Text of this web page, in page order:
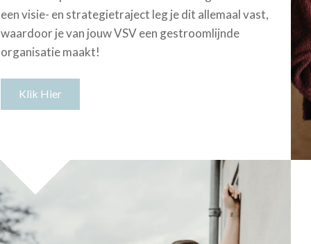
een visie- en strategietraject leg je dit allemaal vast,
waardoor je van jouw VSV een gestroomlijnde
organisatie maakt!
Klik Hier